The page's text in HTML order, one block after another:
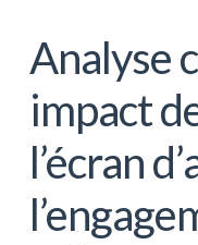
Analyse
impact
l’écran